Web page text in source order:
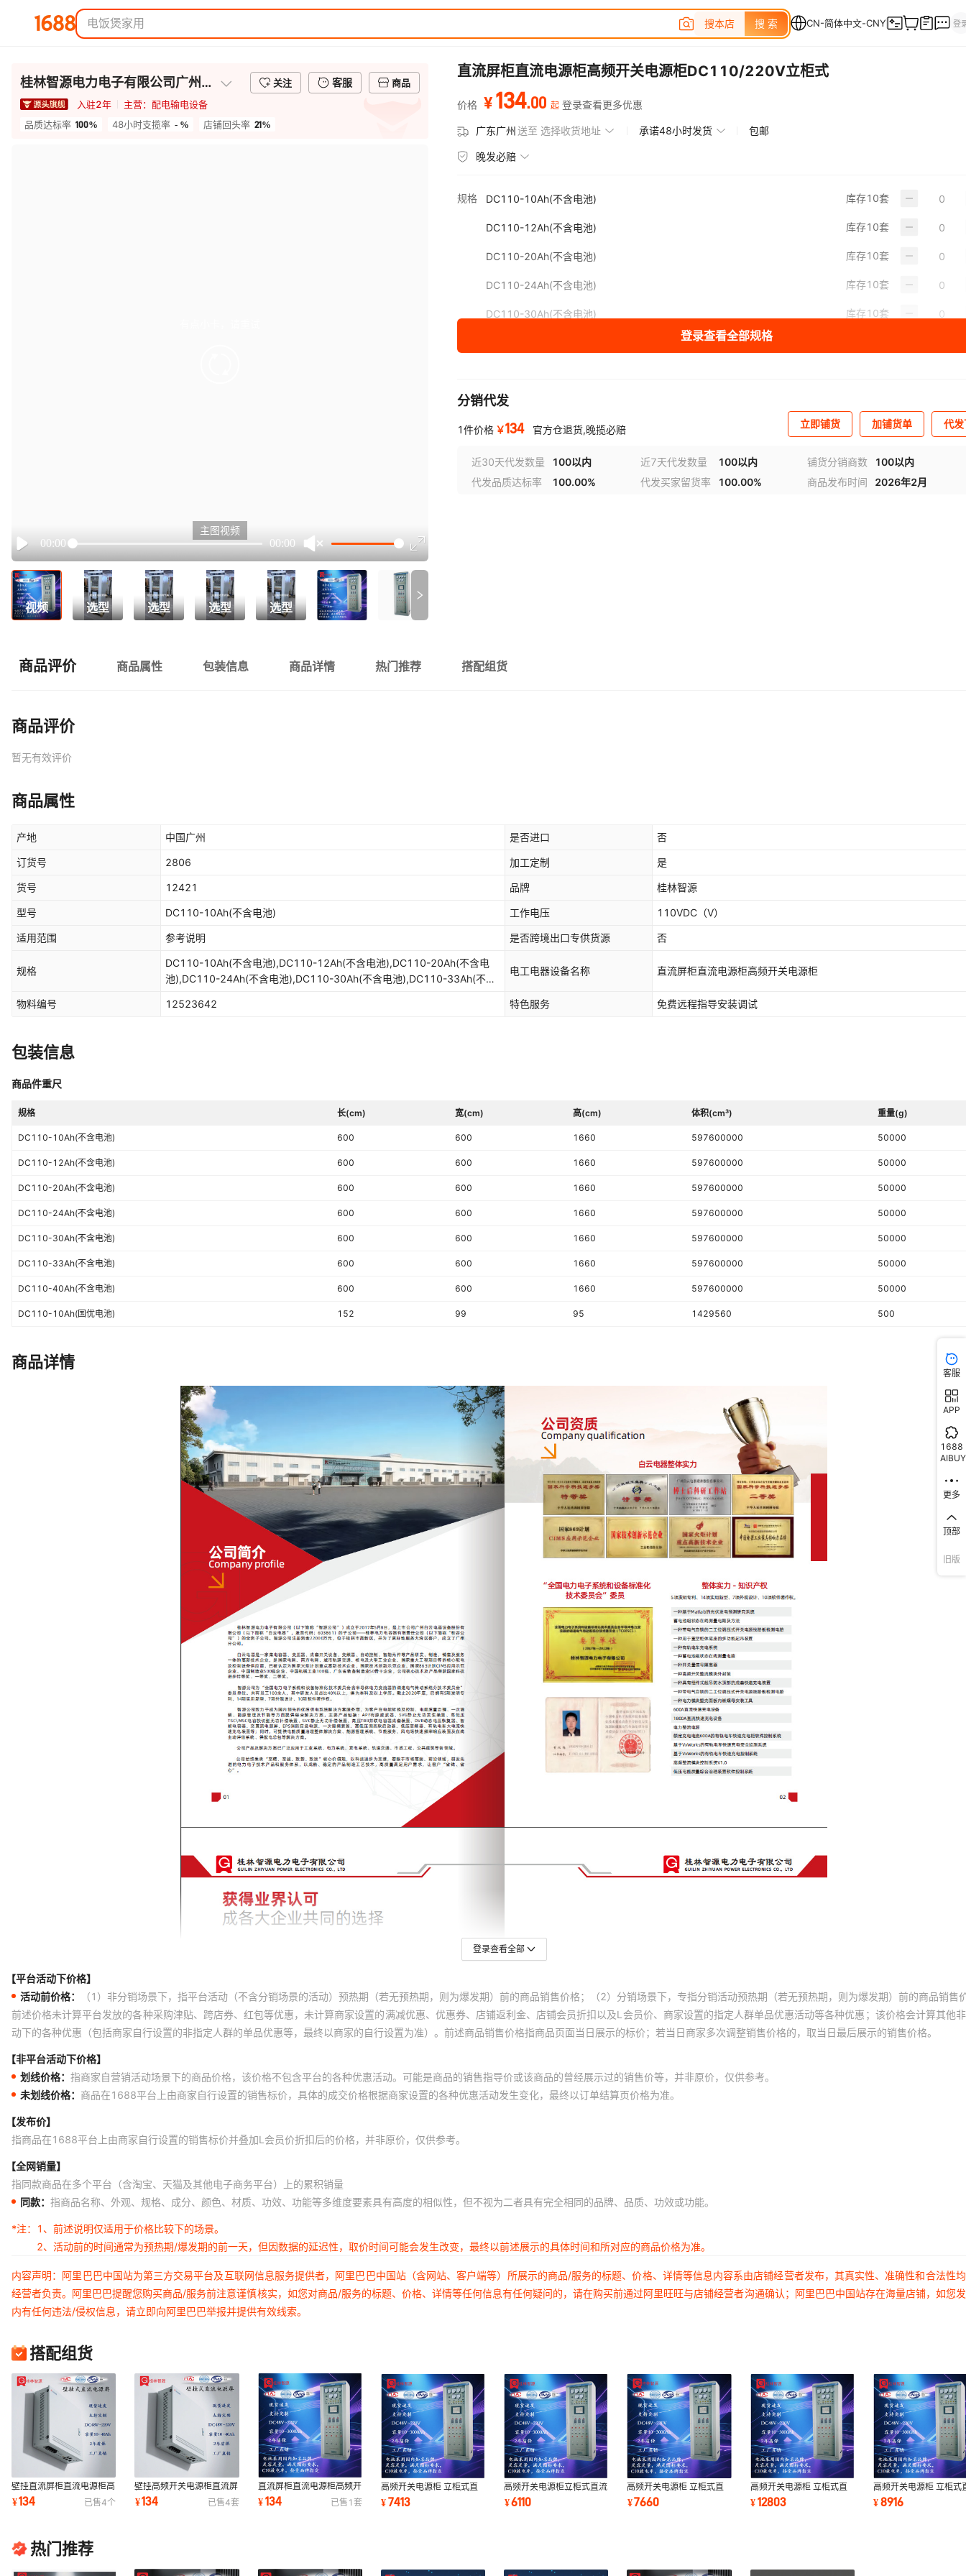
桂林智源电力电子有限公司广州分公司 关注 客服
商品
入驻2年 主营：配电输电设备
品质达标率 100% 48小时支揽率 - % 店铺回头率 21%
Play
00:00 00:00
主图视频
视频 选型 选型 选型 选型
直流屏柜直流电源柜高频开关电源柜DC110/220V立柜式
价格 ¥134.00 起 登录查看更多优惠
广东广州送至 选择收货地址 承诺48小时发货 包邮
晚发必赔
规格 DC110-10Ah(不含电池) 库存10套
DC110-12Ah(不含电池) 库存10套
DC110-20Ah(不含电池) 库存10套
DC110-24Ah(不含电池) 库存10套
DC110-30Ah(不含电池) 库存10套
DC110-10Ah(国优电池)
登录查看全部规格
分销代发
1件价格 ￥134 官方仓退货,晚揽必赔 立即铺货 加铺货单 代
近30天代发数量 100以内 近7天代发数量 100以内 铺货分销商数
100以内
代发品质达标率
100.00% 代发买家留货率 100.00% 商品发布时间 2026年2月
商品评价 商品属性 包装信息 商品详情 热门推荐 搭配组货
商品评价
暂无有效评价
商品属性
产地 中国广州 是否进口 否
订货号 2806 加工定制 是
货号 12421 品牌 桂林智源
型号 DC110-10Ah(不含电池) 工作电压 110VDC （V）
适用范围 参考说明 是否跨境出口专供货源 否
规格
DC110-10Ah(不含电池),DC110-12Ah(不含电池),DC110-20Ah(不含电
池),DC110-24Ah(不含电池),DC110-30Ah(不含电池),DC110-33Ah(不含
电工电器设备名称 直流屏柜直流电源柜高频开关电源柜
物料编号 12523642 特色服务 免费远程指导安装调试
包装信息
商品件重尺
规格 长(cm) 宽(cm) 高(cm) 体积(cm³) 重量(g)
DC110-10Ah(不含电池) 600 600 1660 597600000 50000
DC110-12Ah(不含电池) 600 600 1660 597600000 50000
DC110-20Ah(不含电池) 600 600 1660 597600000 50000
DC110-24Ah(不含电池) 600 600 1660 597600000 50000
DC110-30Ah(不含电池) 600 600 1660 597600000 50000
DC110-33Ah(不含电池) 600 600 1660 597600000 50000
DC110-40Ah(不含电池) 600 600 1660 597600000 50000
DC110-10Ah(国优电池) 152 99 95 1429560 500
商品详情
登录查看全部
【平台活动下价格】
活动前价格：
（1）非分销场景下，指平台活动（不含分销场景的活动）预热期（若无预热期，则为爆发期）前的商品销售价格；（2）分销场景下，专指分销活动预热期（若无预热期，则为爆发期）前的商品销售
前述价格未计算平台发放的各种采购津贴、跨店券、红包等优惠，未计算商家设置的满减优惠、优惠券、店铺返利金、店铺会员折扣以及L会员价、商家设置的指定人群单品优惠活动等各种优惠；该价格会计算其他
动下的各种优惠（包括商家自行设置的非指定人群的单品优惠等，最终以商家的自行设置为准）。前述商品销售价格指商品页面当日展示的标价；若当日商家多次调整销售价格的，取当日最后展示的销售价格。
【非平台活动下价格】
划线价格： 指商家自营销活动场景下的商品价格，该价格不包含平台的各种优惠活动。可能是商品的销售指导价或该商品的曾经展示过的销售价等，并非原价，仅供参考。
未划线价格： 商品在1688平台上由商家自行设置的销售标价，具体的成交价格根据商家设置的各种优惠活动发生变化，最终以订单结算页价格为准。
【发布价】
指商品在1688平台上由商家自行设置的销售标价并叠加L会员价折扣后的价格，并非原价，仅供参考。
【全网销量】
指同款商品在多个平台（含淘宝、天猫及其他电子商务平台）上的累积销量
同款： 指商品名称、外观、规格、成分、颜色、材质、功效、功能等多维度要素具有高度的相似性，但不视为二者具有完全相同的品牌、品质、功效或功能。
*注：
1、前述说明仅适用于价格比较下的场景。
2、活动前的时间通常为预热期/爆发期的前一天，但因数据的延迟性，取价时间可能会发生改变，最终以前述展示的具体时间和所对应的商品价格为准。
内容声明：阿里巴巴中国站为第三方交易平台及互联网信息服务提供者，阿里巴巴中国站（含网站、客户端等）所展示的商品/服务的标题、价格、详情等信息内容系由店铺经营者发布，其真实性、准确性和合法性
经营者负责。阿里巴巴提醒您购买商品/服务前注意谨慎核实，如您对商品/服务的标题、价格、详情等任何信息有任何疑问的，请在购买前通过阿里旺旺与店铺经营者沟通确认；阿里巴巴中国站存在海量店铺，如您
内有任何违法/侵权信息，请立即向阿里巴巴举报并提供有效线索。
搭配组货
壁挂直流屏柜直流电源柜高
频开关电源柜
DC110/220V
¥134 已售4个
壁挂高频开关电源柜直流屏
柜直流电源柜
DC110/220V
¥134 已售4套
直流屏柜直流电源柜高频开
关电源柜DC110/220V立
柜式
¥134 已售 1 套
高频开关电源柜 立柜式直
流屏 直流电源屏 免维护
DC110 24Ah
¥7413
高频开关电源柜立柜式直流
屏直流电源屏免维护
DC22010Ah工业专用
¥6110
高频开关电源柜 立柜式直
流屏 直流电源屏 免维护
DC110 20Ah
¥7660
高频开关电源柜 立柜式直
流屏 直流电源屏 免维护
DC220 40Ah高压
¥12803
高频开关电源柜 立柜式
流屏 直流电源屏 免维护
DC110 40Ah
¥8916
热门推荐
客服
APP
1688
AIBUY
更多
顶部
旧版